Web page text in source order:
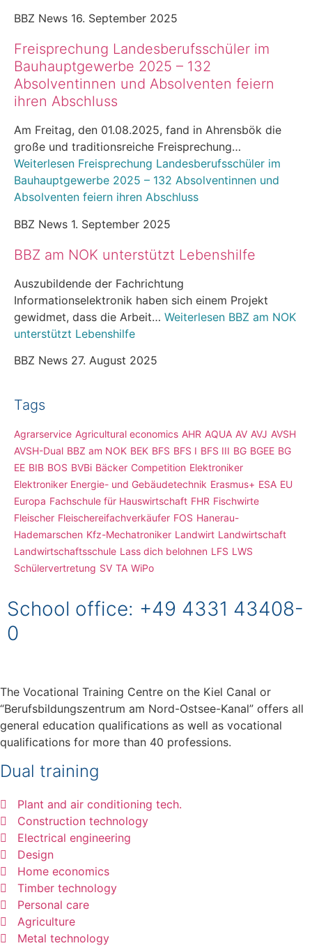
BBZ News 16. September 2025
Freisprechung Landesberufsschüler im
Bauhauptgewerbe 2025 – 132
Absolventinnen und Absolventen feiern
ihren Abschluss
Am Freitag, den 01.08.2025, fand in Ahrensbök die
große und traditionsreiche Freisprechung…
Weiterlesen Freisprechung Landesberufsschüler im
Bauhauptgewerbe 2025 – 132 Absolventinnen und
Absolventen feiern ihren Abschluss
BBZ News 1. September 2025
BBZ am NOK unterstützt Lebenshilfe
Auszubildende der Fachrichtung
Informationselektronik haben sich einem Projekt
gewidmet, dass die Arbeit… Weiterlesen BBZ am NOK
unterstützt Lebenshilfe
BBZ News 27. August 2025
Tags
Agrarservice Agricultural economics AHR AQUA AV AVJ AVSH
AVSH-Dual BBZ am NOK BEK BFS BFS I BFS III BG BGEE BG
EE BIB BOS BVBi Bäcker Competition Elektroniker
Elektroniker Energie- und Gebäudetechnik Erasmus+ ESA EU
Europa Fachschule für Hauswirtschaft FHR Fischwirte
Fleischer Fleischereifachverkäufer FOS Hanerau-
Hademarschen Kfz-Mechatroniker Landwirt Landwirtschaft
Landwirtschaftsschule Lass dich belohnen LFS LWS
Schülervertretung SV TA WiPo
School office: +49 4331 43408-
0
The Vocational Training Centre on the Kiel Canal or
“Berufsbildungszentrum am Nord-Ostsee-Kanal” offers all
general education qualifications as well as vocational
qualifications for more than 40 professions.
Dual training
Plant and air conditioning tech.
Construction technology
Electrical engineering
Design
Home economics
Timber technology
Personal care
Agriculture
Metal technology